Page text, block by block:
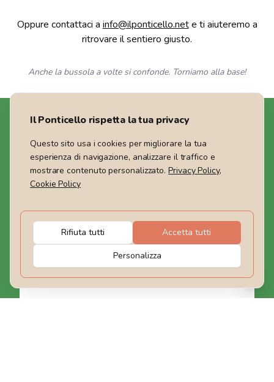
Oppure contattaci a info@ilponticello.net e ti aiuteremo a
ritrovare il sentiero giusto.
Anche la bussola a volte si confonde. Torniamo alla base!
Siamo un Tour Operator che offre viaggi nel Mondo,
weekend ed escursioni giornaliere in Italia. Guide
rispetto per la Natura che ci circonda.
Rimaniamo in contatto
Il Ponticello rispetta la tua privacy
Questo sito usa i cookies per migliorare la tua
esperienza di navigazione, analizzare il traffico e
mostrare contenuto personalizzato. Privacy Policy,
Cookie Policy
Rifiuta tutti
Accetta tutti
Personalizza